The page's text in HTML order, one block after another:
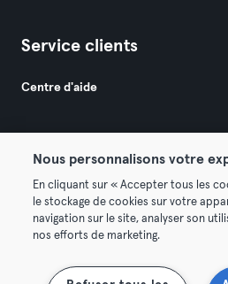
Service clients
Centre d'aide
© 2026 Urban Sports Group
Conditions générales
Mentions légales Se rétracter
Nous personnalisons votre
En cliquant sur « Accepter tous les
le stockage de cookies sur votre
navigation sur le site, analyser son
nos efforts de marketing.